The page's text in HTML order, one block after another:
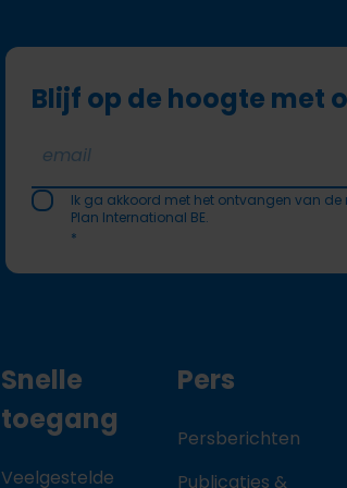
Blijf op de hoogte met
Ik ga akkoord met het ontvangen van de
Plan International BE.
*
Snelle
toegang
Veelgestelde
Pers
Persberichten
Publicaties &